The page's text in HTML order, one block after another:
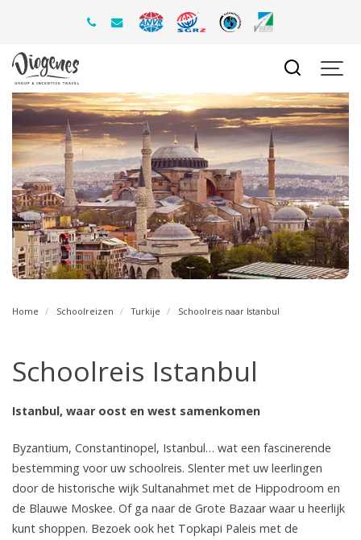
Home Schoolreizen Turkije Schoolreis naar Istanbul
Schoolreis Istanbul
Istanbul, waar oost en west samenkomen
Byzantium, Constantinopel, Istanbul… wat een fascinerende
bestemming voor uw schoolreis. Slenter met uw leerlingen
door de historische wijk Sultanahmet met de Hippodroom en
de Blauwe Moskee. Of ga naar de Grote Bazaar waar u heerlijk
kunt shoppen. Bezoek ook het Topkapi Paleis met de